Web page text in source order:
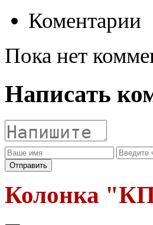
Коментарии
Пока нет
Написать
Колонка